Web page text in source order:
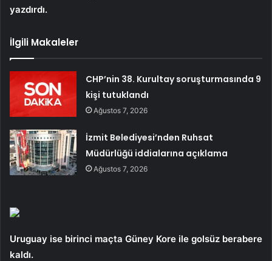
yazdırdı.
İlgili Makaleler
CHP’nin 38. Kurultay soruşturmasında 9
kişi tutuklandı
Ağustos 7, 2026
İzmit Belediyesi’nden Ruhsat
Müdürlüğü iddialarına açıklama
Ağustos 7, 2026
Uruguay ise birinci maçta Güney Kore ile golsüz berabere
kaldı.